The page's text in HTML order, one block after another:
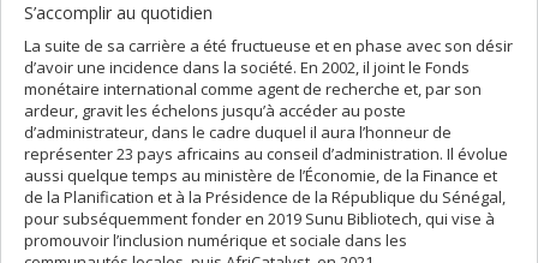
S’accomplir au quotidien
La suite de sa carrière a été fructueuse et en phase avec son désir
d’avoir une incidence dans la société. En 2002, il joint le Fonds
monétaire international comme agent de recherche et, par son
ardeur, gravit les échelons jusqu’à accéder au poste
d’administrateur, dans le cadre duquel il aura l’honneur de
représenter 23 pays africains au conseil d’administration. Il évolue
aussi quelque temps au ministère de l’Économie, de la Finance et
de la Planification et à la Présidence de la République du Sénégal,
pour subséquemment fonder en 2019 Sunu Bibliotech, qui vise à
promouvoir l’inclusion numérique et sociale dans les